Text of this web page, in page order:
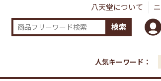
八天堂について
検索
人気キーワード：